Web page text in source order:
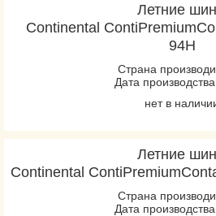
Летние
Continental
94H
Страна
Дата
нет в
Летние
Continental
Страна
Дата